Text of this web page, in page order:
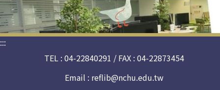
:::
TEL : 04-22840291 / FAX : 04-22873454
Email : reflib@nchu.edu.tw